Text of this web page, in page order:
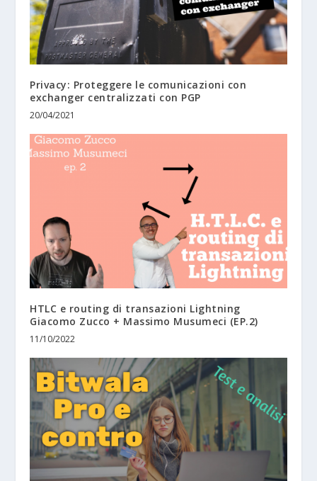
Privacy: Proteggere le comunicazioni con
exchanger centralizzati con PGP
20/04/2021
HTLC e routing di transazioni Lightning
Giacomo Zucco + Massimo Musumeci (EP.2)
11/10/2022